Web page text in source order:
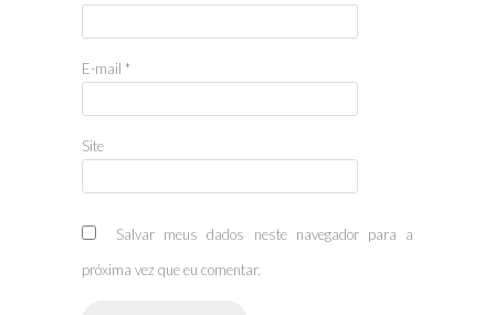
E-mail *
Site
Salvar meus dados neste navegador para a
próxima vez que eu comentar.